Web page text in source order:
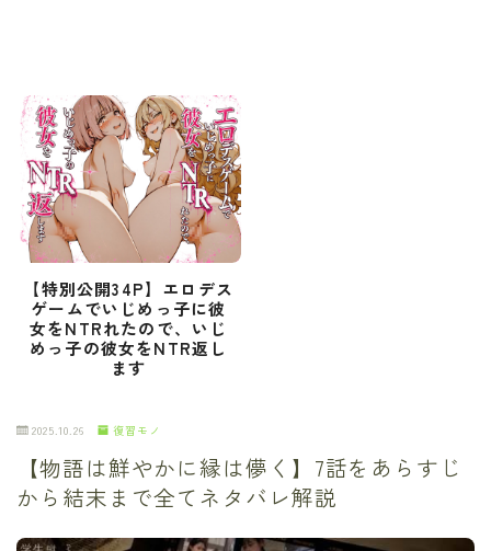
【特別公開34P】エロデス
ゲームでいじめっ子に彼
女をNTRれたので、いじ
めっ子の彼女をNTR返し
ます
2025.10.26 復習モノ
【物語は鮮やかに縁は儚く】7話をあらすじ
から結末まで全てネタバレ解説